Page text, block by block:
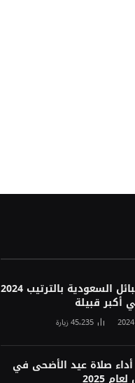
أكبر قبائل السعودية بالترتيب 2024
أكبر قبيلة
45٬235زيارة
صلاة عيد الأضحى في
2025